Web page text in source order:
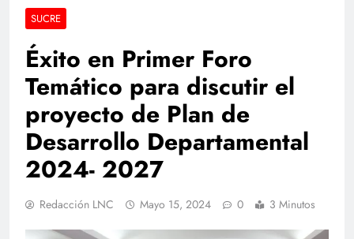
SUCRE
Éxito en Primer Foro
Temático para discutir el
proyecto de Plan de
Desarrollo Departamental
2024- 2027
Redacción LNC Mayo 15, 2024 0 3 Minutos